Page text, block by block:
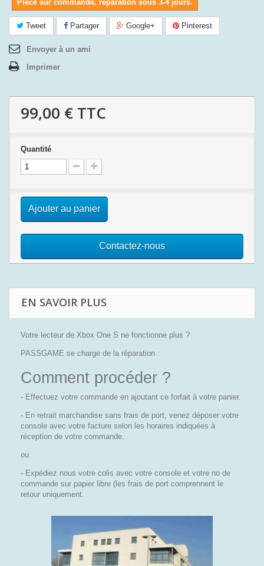
Pièce sur commande, réparation sous 3-4 jours.
Tweet Partager Google+ Pinterest
Envoyer à un ami
Imprimer
99,00 € TTC
Quantité
Ajouter au panier
Contactez-nous
EN SAVOIR PLUS
Votre lecteur de Xbox One S ne fonctionne plus ?
PASSGAME se charge de la réparation :
Comment procéder ?
- Effectuez votre commande en ajoutant ce forfait à votre panier.
- En retrait marchandise sans frais de port, venez déposer votre
console avec votre facture selon les horaires indiquées à
réception de votre commande,
ou
- Expédiez nous votre colis avec votre console et votre no de
commande sur papier libre (les frais de port comprennent le
retour uniquement.